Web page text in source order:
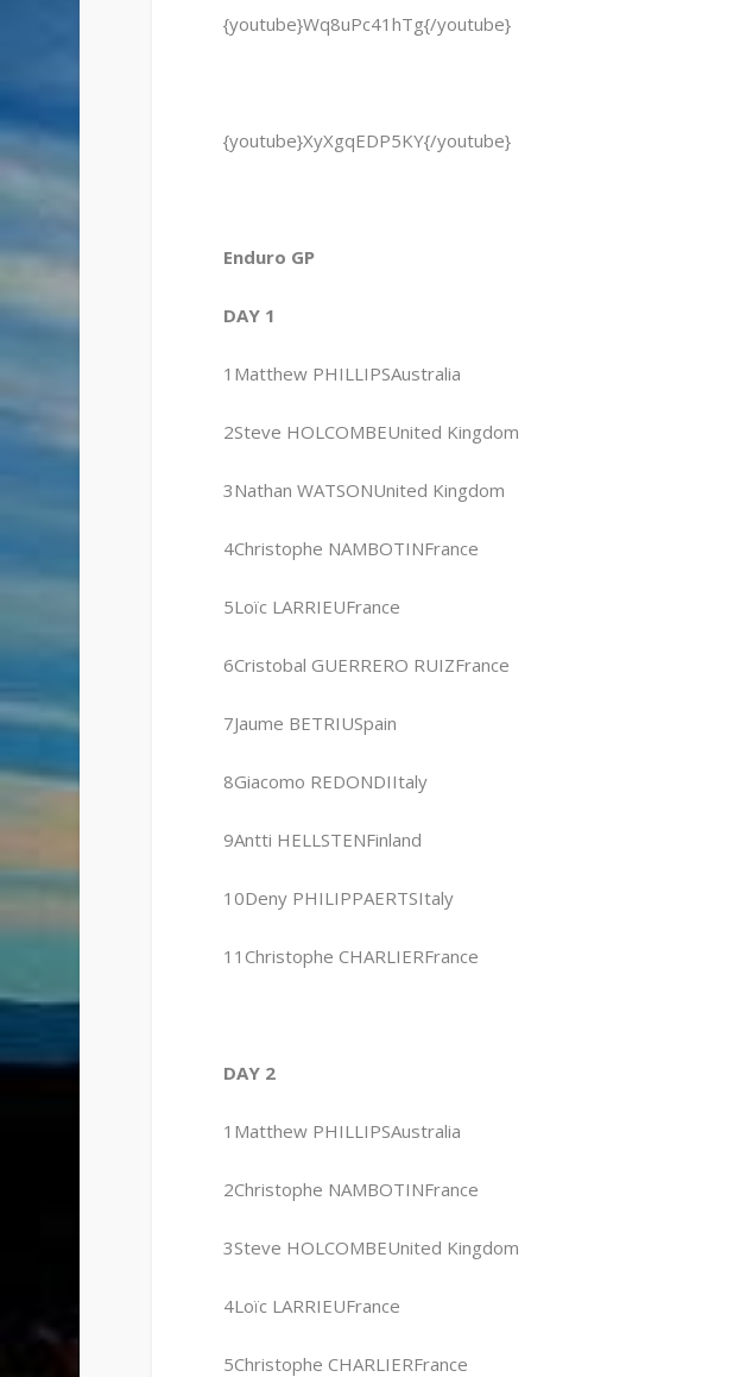
{youtube}Wq8uPc41hTg{/youtube}
{youtube}XyXgqEDP5KY{/youtube}
Enduro GP
DAY 1
1Matthew PHILLIPSAustralia
2Steve HOLCOMBEUnited Kingdom
3Nathan WATSONUnited Kingdom
4Christophe NAMBOTINFrance
5Loïc LARRIEUFrance
6Cristobal GUERRERO RUIZFrance
7Jaume BETRIUSpain
8Giacomo REDONDIItaly
9Antti HELLSTENFinland
10Deny PHILIPPAERTSItaly
11Christophe CHARLIERFrance
DAY 2
1Matthew PHILLIPSAustralia
2Christophe NAMBOTINFrance
3Steve HOLCOMBEUnited Kingdom
4Loïc LARRIEUFrance
5Christophe CHARLIERFrance